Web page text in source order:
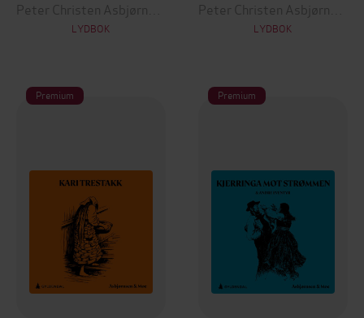
LYDBOK LYDBOK
Premium Premium